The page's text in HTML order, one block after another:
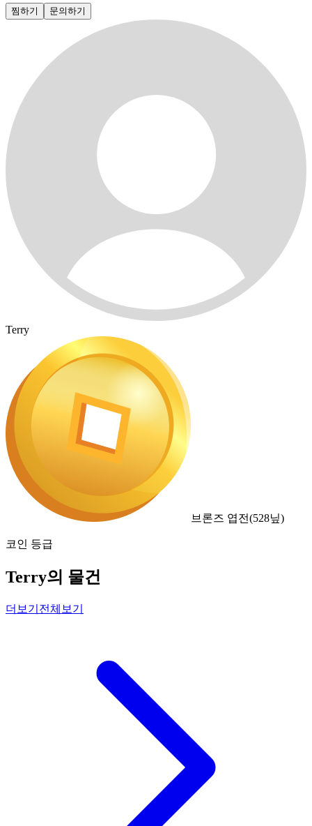
찜하기 문의하기
Terry
브론즈 엽전(528닢)
코인 등급
Terry의 물건
더보기 전체보기